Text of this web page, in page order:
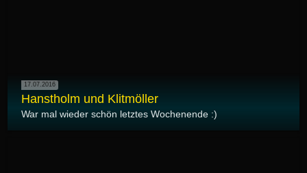
17.07.2016
Hanstholm und Klitmöller
War mal wieder schön letztes Wochenende :)